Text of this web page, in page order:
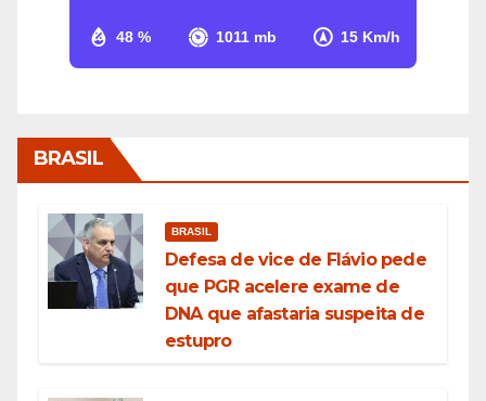
48 % 1011 mb 15 Km/h
BRASIL
BRASIL
Defesa de vice de Flávio pede
que PGR acelere exame de
DNA que afastaria suspeita de
estupro